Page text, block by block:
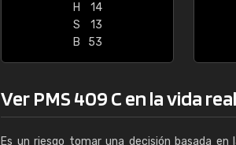
H
14
S
13
B
53
Ver PMS 409 C en la vida real
Es un riesgo tomar una decisión basada